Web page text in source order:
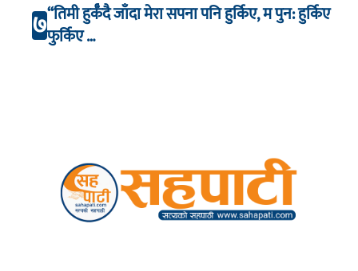
७“तिमी हुर्कँदै जाँदा मेरा सपना पनि हुर्किए, म पुन: हुर्किए
फुर्किए …